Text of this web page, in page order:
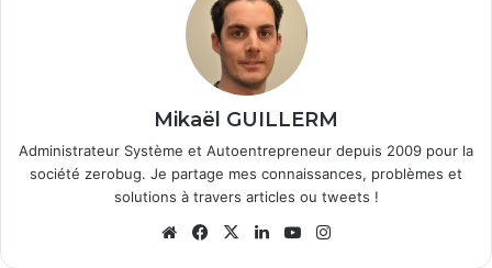
Mikaël GUILLERM
Administrateur Système et Autoentrepreneur depuis 2009 pour la
société zerobug. Je partage mes connaissances, problèmes et
solutions à travers articles ou tweets !
We
Fa
X
Lin
Yo